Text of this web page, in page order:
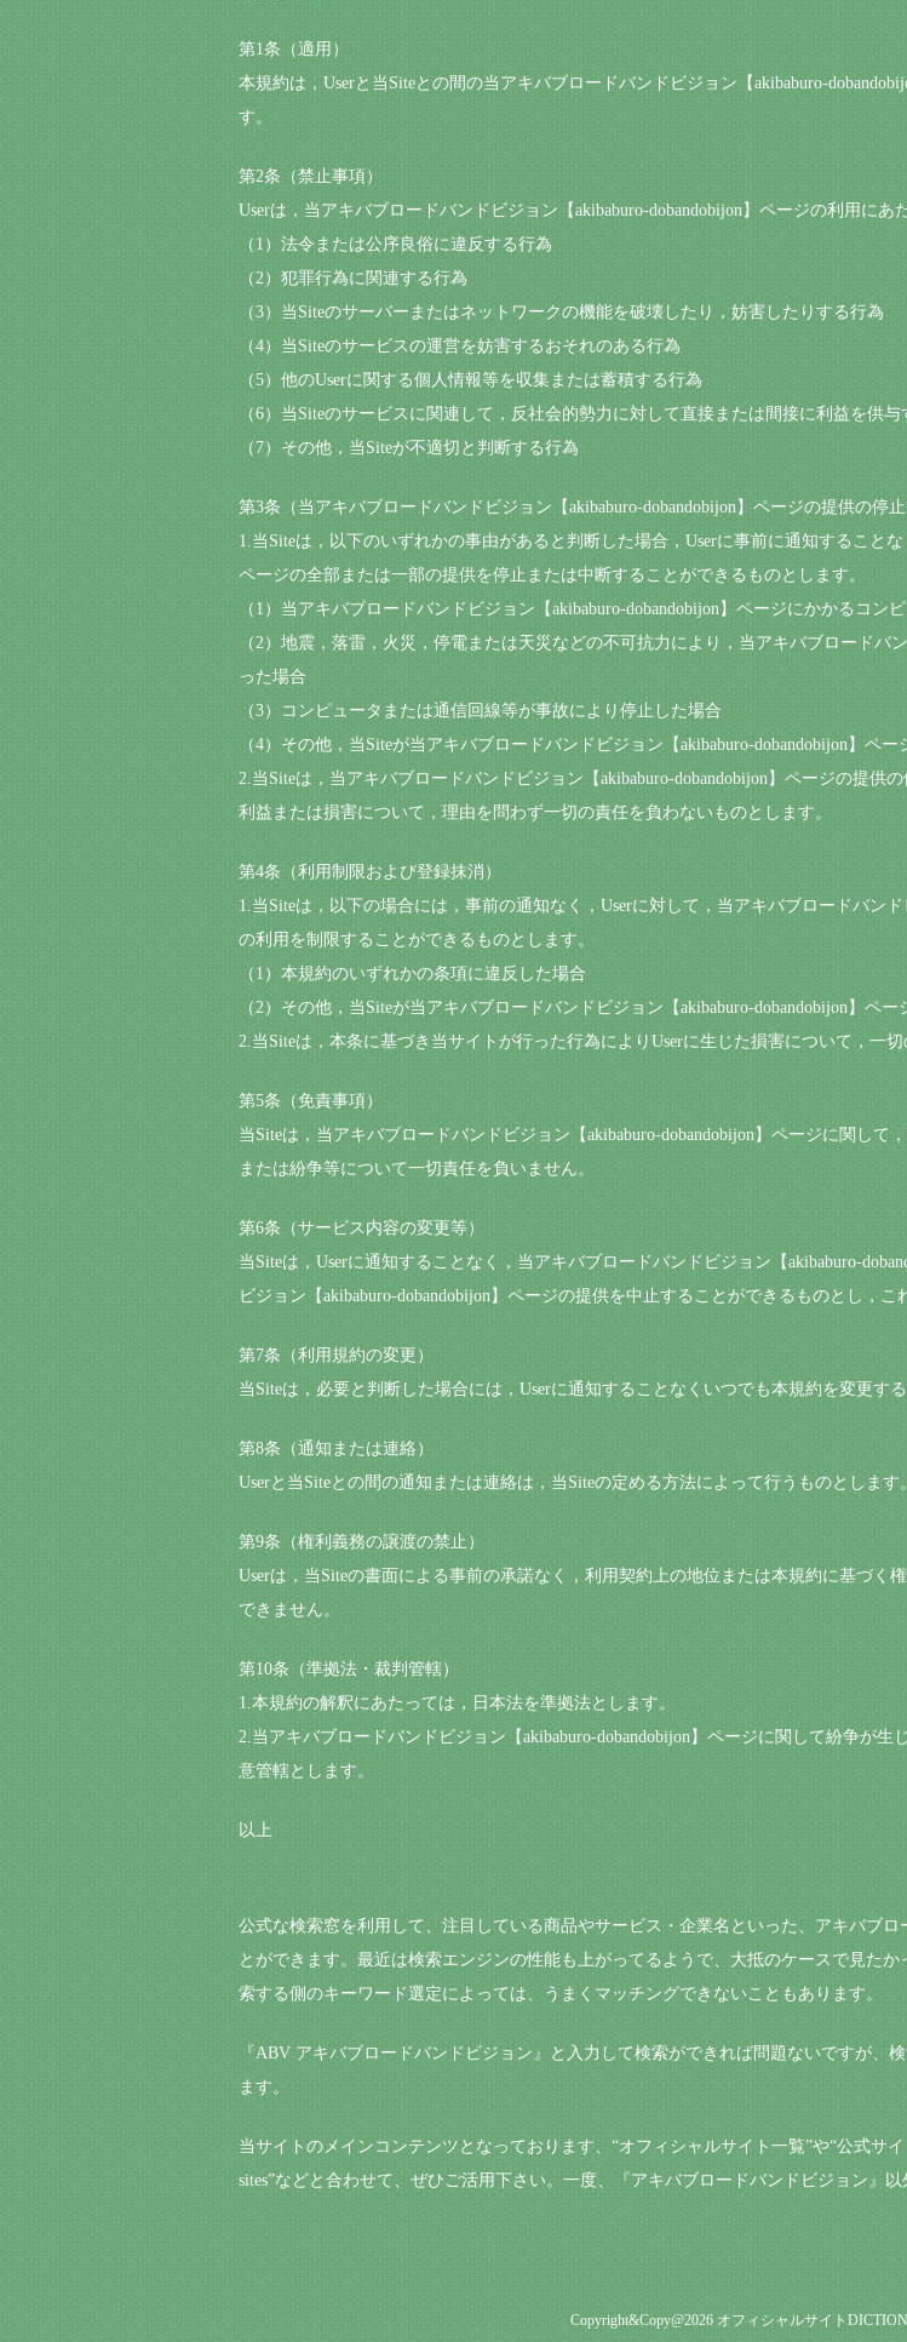
第1条（適用）
本規約は，Userと当Siteとの間の当アキバブロードバンドビジョン【akibaburo-
す。
第2条（禁止事項）
Userは，当アキバブロードバンドビジョン【akibaburo-dobandobijon】ページの利用にあ
（1）法令または公序良俗に違反する行為
（2）犯罪行為に関連する行為
（3）当Siteのサーバーまたはネットワークの機能を破壊したり，妨害したりする行為
（4）当Siteのサービスの運営を妨害するおそれのある行為
（5）他のUserに関する個人情報等を収集または蓄積する行為
（6）当Siteのサービスに関連して，反社会的勢力に対して直接または間接に利益を供与
（7）その他，当Siteが不適切と判断する行為
第3条（当アキバブロードバンドビジョン【akibaburo-dobandobijon】ページの提供の停止
1.当Siteは，以下のいずれかの事由があると判断した場合，Userに事前に通知すること
ページの全部または一部の提供を停止または中断することができるものとします。
（1）当アキバブロードバンドビジョン【akibaburo-dobandobijon】ページにかかるコ
（2）地震，落雷，火災，停電または天災などの不可抗力により，当アキバブロードバ
った場合
（3）コンピュータまたは通信回線等が事故により停止した場合
（4）その他，当Siteが当アキバブロードバンドビジョン【akibaburo-dobandobijon】ペ
2.当Siteは，当アキバブロードバンドビジョン【akibaburo-dobandobijon】ページの提供
利益または損害について，理由を問わず一切の責任を負わないものとします。
第4条（利用制限および登録抹消）
1.当Siteは，以下の場合には，事前の通知なく，Userに対して，当アキバブロードバン
の利用を制限することができるものとします。
（1）本規約のいずれかの条項に違反した場合
（2）その他，当Siteが当アキバブロードバンドビジョン【akibaburo-dobandobijon】ペ
2.当Siteは，本条に基づき当サイトが行った行為によりUserに生じた損害について，一切
第5条（免責事項）
当Siteは，当アキバブロードバンドビジョン【akibaburo-dobandobijon】ページに関し
または紛争等について一切責任を負いません。
第6条（サービス内容の変更等）
当Siteは，Userに通知することなく，当アキバブロードバンドビジョン【akibaburo-
ビジョン【akibaburo-dobandobijon】ページの提供を中止することができるものとし，
第7条（利用規約の変更）
当Siteは，必要と判断した場合には，Userに通知することなくいつでも本規約を変更す
第8条（通知または連絡）
Userと当Siteとの間の通知または連絡は，当Siteの定める方法によって行うものとします。
第9条（権利義務の譲渡の禁止）
Userは，当Siteの書面による事前の承諾なく，利用契約上の地位または本規約に基づく
できません。
第10条（準拠法・裁判管轄）
1.本規約の解釈にあたっては，日本法を準拠法とします。
2.当アキバブロードバンドビジョン【akibaburo-dobandobijon】ページに関して紛争が
意管轄とします。
以上
公式な検索窓を利用して、注目している商品やサービス・企業名といった、アキバブ
とができます。最近は検索エンジンの性能も上がってるようで、大抵のケースで見た
索する側のキーワード選定によっては、うまくマッチングできないこともあります。
『ABV アキバブロードバンドビジョン』と入力して検索ができれば問題ないですが、
ます。
当サイトのメインコンテンツとなっております、“オフィシャルサイト一覧”や“公式サ
sites”などと合わせて、ぜひご活用下さい。一度、『アキバブロードバンドビジョン』
Copyright&Copy@2026 オフィシャルサイト